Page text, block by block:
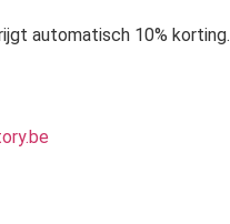
automatisch 10% korting.